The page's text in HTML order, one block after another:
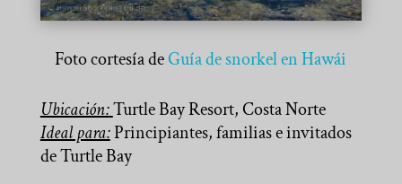
Foto cortesía deGuía de snorkel en Hawái
Ubicación:Turtle Bay Resort, Costa Norte
Ideal para:Principiantes, familias e invitados
de Turtle Bay